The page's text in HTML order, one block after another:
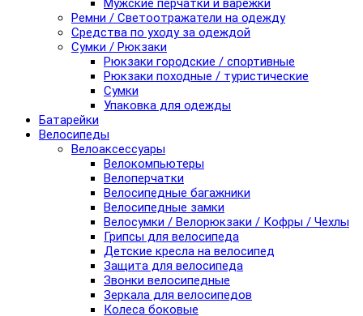
Мужские перчатки и варежки
Ремни / Светоотражатели на одежду
Средства по уходу за одеждой
Сумки / Рюкзаки
Рюкзаки городские / спортивные
Рюкзаки походные / туристические
Сумки
Упаковка для одежды
Батарейки
Велосипеды
Велоаксессуары
Велокомпьютеры
Велоперчатки
Велосипедные багажники
Велосипедные замки
Велосумки / Велорюкзаки / Кофры / Чехлы
Грипсы для велосипеда
Детские кресла на велосипед
Защита для велосипеда
Звонки велосипедные
Зеркала для велосипедов
Колеса боковые